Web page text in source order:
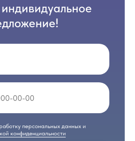
персональных данных и
конфиденциальности